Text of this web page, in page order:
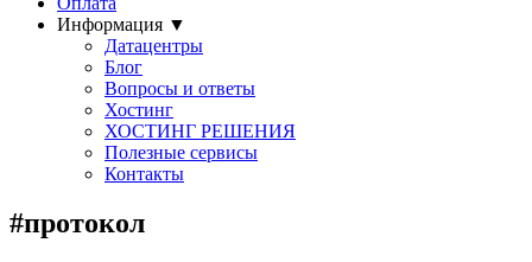
Информация ▼
Датацентры
Блог
Вопросы и ответы
Хостинг
ХОСТИНГ РЕШЕНИЯ
Полезные сервисы
Контакты
#протокол